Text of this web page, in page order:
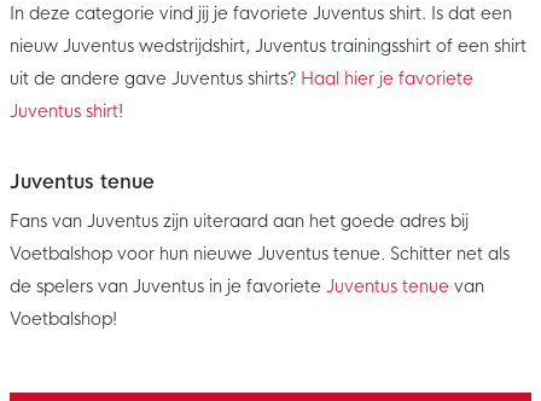
In deze categorie vind jij je favoriete Juventus shirt. Is dat een
nieuw Juventus wedstrijdshirt, Juventus trainingsshirt of een shirt
uit de andere gave Juventus shirts? Haal hier je favoriete
Juventus shirt!
Juventus tenue
Fans van Juventus zijn uiteraard aan het goede adres bij
Voetbalshop voor hun nieuwe Juventus tenue. Schitter net als
de spelers van Juventus in je favoriete Juventus tenue van
Voetbalshop!